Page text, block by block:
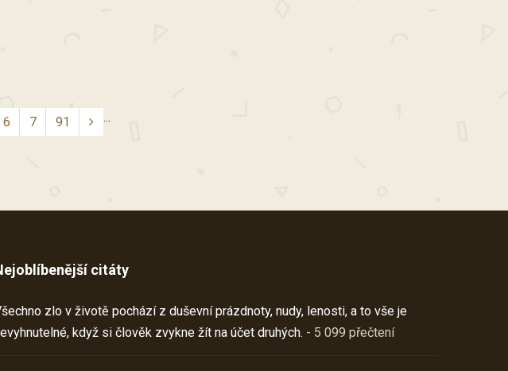
6 7 ...
91
citáty
zlo v životě pochází z duševní prázdnoty, nudy, lenosti, a to vše je
když si člověk zvykne žít na účet druhých. - 5 099 přečtení